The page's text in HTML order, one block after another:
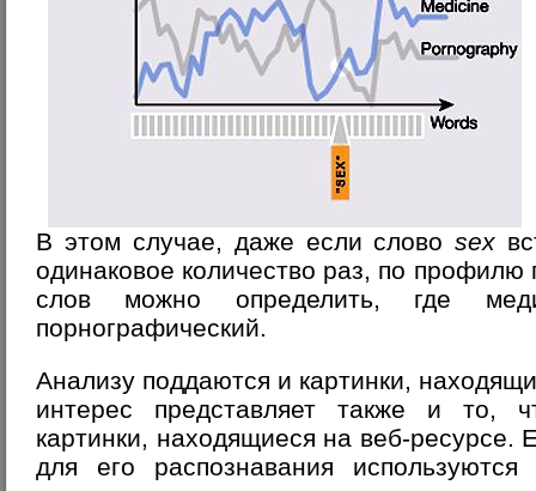
В этом случае, даже если словоsex
одинаковое количество раз, по профилю
слов можно определить, где
порнографический.
Анализу поддаются и картинки,
интерес представляет также и то,
картинки, находящиеся на веб-ресурсе.
для его распознавания